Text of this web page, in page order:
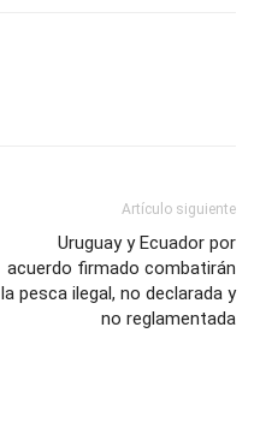
Artículo siguiente
Uruguay y Ecuador por
acuerdo firmado combatirán
la pesca ilegal, no declarada y
no reglamentada